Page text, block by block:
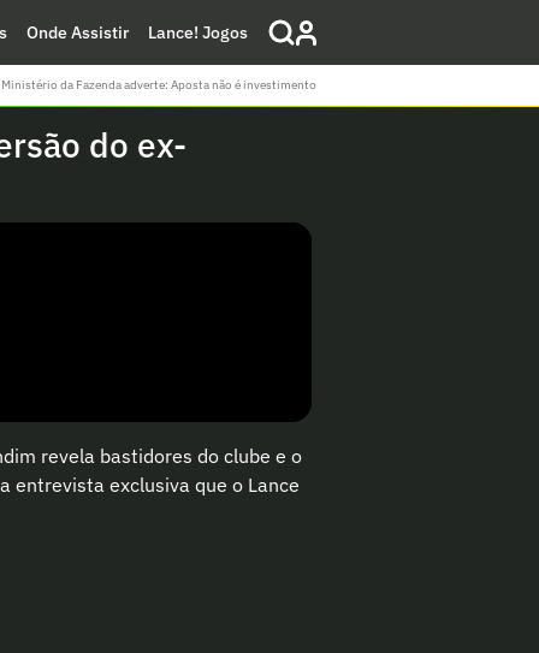
Onde Assistir Lance! Jogos
da Fazenda adverte: Aposta não é investimento
do ex-
revela bastidores do clube e o
entrevista exclusiva que o Lance